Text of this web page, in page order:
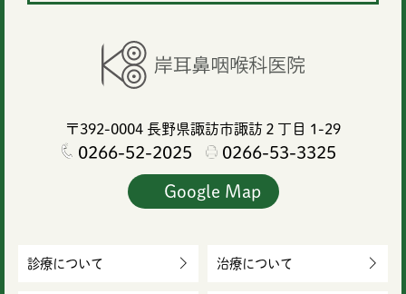
〒392-0004 長野県諏訪市諏訪２丁目 1-29
0266-52-2025 0266-53-3325
Google Map
診療について 治療について